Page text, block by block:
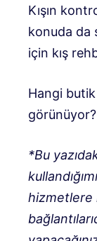
Kışın
konuda da
için kış
Hangi
görünüyor?
*Bu
hizmetlere